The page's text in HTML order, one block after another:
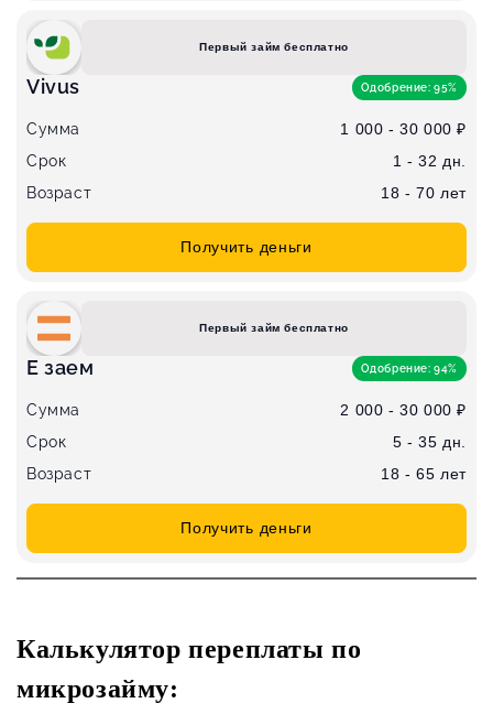
Первый займ бесплатно
Vivus Одобрение: 95%
Сумма
1 000 - 30 000 ₽
Срок
1 - 32 дн.
Возраст
18 - 70 лет
Получить деньги
Первый займ бесплатно
Е заем Одобрение: 94%
Сумма
2 000 - 30 000 ₽
Срок
5 - 35 дн.
Возраст
18 - 65 лет
Получить деньги
Калькулятор переплаты по
микрозайму: